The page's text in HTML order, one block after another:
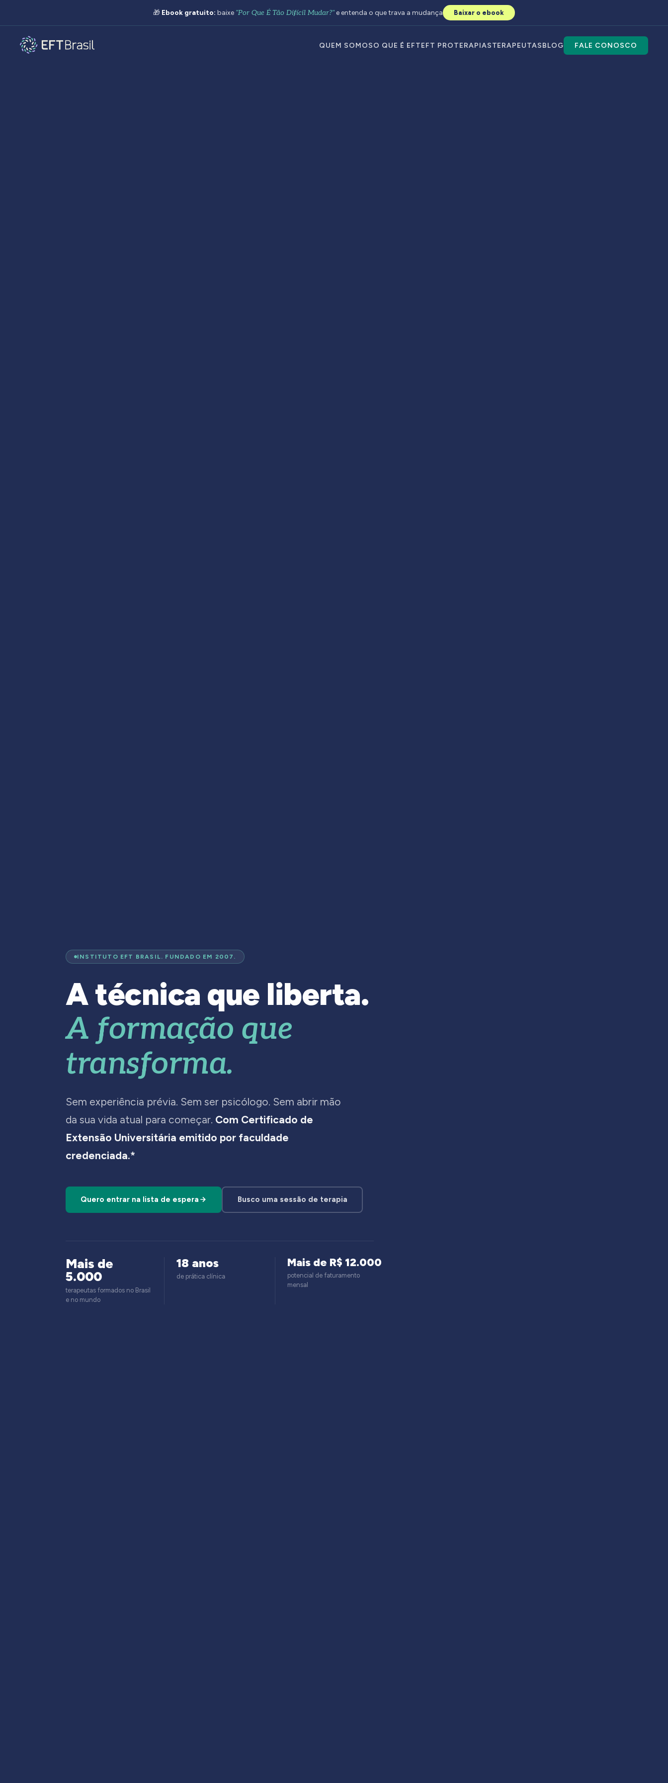
QUEM SOMOSO QUE É EFTEFT PROTERAPIASTERAPEUTASBLOG FALE CONOSCO
🎁 Ebook gratuito: baixe "Por Que É Tão Difícil Mudar?"e entenda o que trava a mudança Baixar o ebook
INSTITUTO EFT BRASIL. FUNDADO EM 2007.
A técnica que liberta.
A formação que
transforma.
Sem experiência prévia. Sem ser psicólogo. Sem abrir mão
da sua vida atual para começar. Com Certificado de
Extensão Universitária emitido por faculdade
credenciada.*
Quero entrar na lista de espera Busco uma sessão de terapia
Mais de
5.000
terapeutas formados no Brasil
e no mundo
18 anos
de prática clínica
Mais de R$ 12.000
potencial de faturamento
mensal